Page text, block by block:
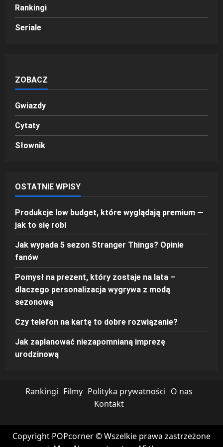
Rankingi
Seriale
ZOBACZ
Gwiazdy
Cytaty
Słownik
OSTATNIE WPISY
Produkcje low budget, które wyglądają premium —
jak to się robi
Jak wypada 5 sezon Stranger Things? Opinie
fanów
Pomysł na prezent, który zostaje na lata –
dlaczego personalizacja wygrywa z modą
sezonową
Czy telefon na kartę to dobre rozwiązanie?
Jak zaplanować niezapomnianą imprezę
urodzinową
Rankingi Filmy Polityka prywatności O nas
Kontakt
Copyright POPcorner © Wszelkie prawa zastrzeżone